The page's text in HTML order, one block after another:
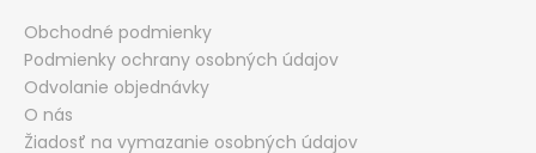
Obchodné podmienky
Podmienky ochrany osobných údajov
Odvolanie objednávky
O nás
Žiadosť na vymazanie osobných údajov